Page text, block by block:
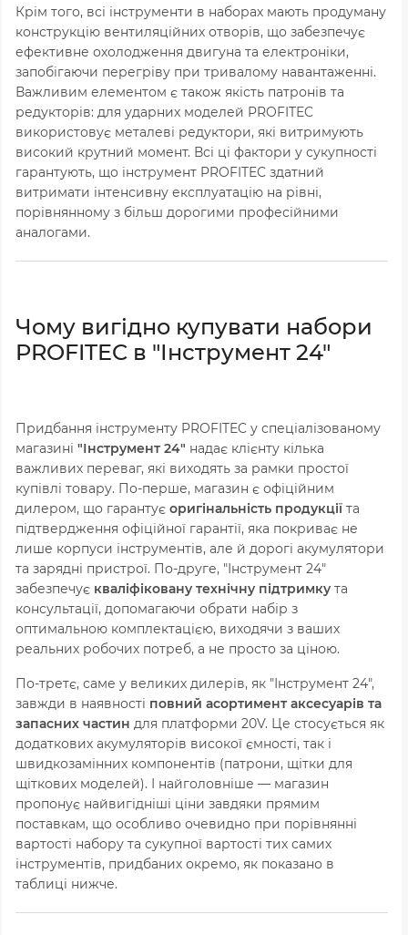
Крім того, всі інструменти в наборах мають продуману
конструкцію вентиляційних отворів, що забезпечує
ефективне охолодження двигуна та електроніки,
запобігаючи перегріву при тривалому навантаженні.
Важливим елементом є також якість патронів та
редукторів: для ударних моделей PROFITEC
використовує металеві редуктори, які витримують
високий крутний момент. Всі ці фактори у сукупності
гарантують, що інструмент PROFITEC здатний
витримати інтенсивну експлуатацію на рівні,
порівнянному з більш дорогими професійними
аналогами.
Чому вигідно купувати набори
PROFITEC в "Інструмент 24"
Придбання інструменту PROFITEC у спеціалізованому
магазині "Інструмент 24" надає клієнту кілька
важливих переваг, які виходять за рамки простої
купівлі товару. По-перше, магазин є офіційним
дилером, що гарантує оригінальність продукції та
підтвердження офіційної гарантії, яка покриває не
лише корпуси інструментів, але й дорогі акумулятори
та зарядні пристрої. По-друге, "Інструмент 24"
забезпечує кваліфіковану технічну підтримку та
консультації, допомагаючи обрати набір з
оптимальною комплектацією, виходячи з ваших
реальних робочих потреб, а не просто за ціною.
По-третє, саме у великих дилерів, як "Інструмент 24",
завжди в наявності повний асортимент аксесуарів та
запасних частин для платформи 20V. Це стосується як
додаткових акумуляторів високої ємності, так і
швидкозамінних компонентів (патрони, щітки для
щіткових моделей). І найголовніше — магазин
пропонує найвигідніші ціни завдяки прямим
поставкам, що особливо очевидно при порівнянні
вартості набору та сукупної вартості тих самих
інструментів, придбаних окремо, як показано в
таблиці нижче.